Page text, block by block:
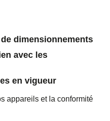
dimensionnements
avec les
en vigueur
appareils et la conformité